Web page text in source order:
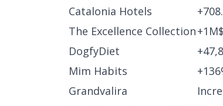
Catalonia Hotels
The Excellence Collection
DogfyDiet
Mim Habits
Grandvalira